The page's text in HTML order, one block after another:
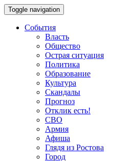
Toggle navigation
События
Власть
Общество
Острая ситуация
Политика
Образование
Культура
Скандалы
Прогноз
Отклик есть!
СВО
Армия
Афиша
Глядя из Ростова
Город